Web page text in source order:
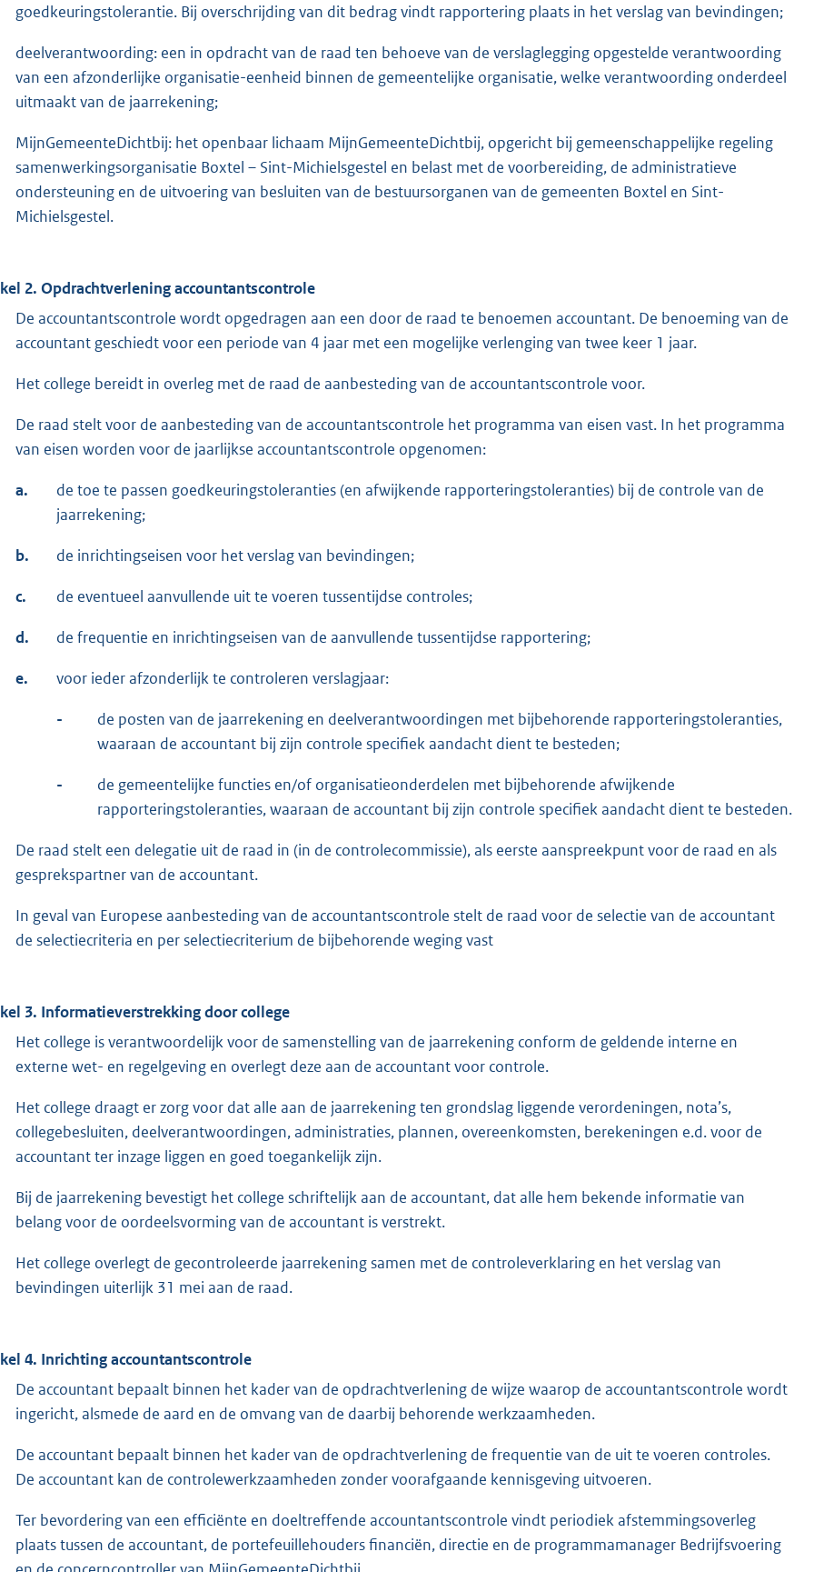
goedkeuringstolerantie. Bij overschrijding van dit bedrag vindt rapportering plaats in het verslag van bevindingen;
deelverantwoording: een in opdracht van de raad ten behoeve van de verslaglegging opgestelde verantwoording
van een afzonderlijke organisatie-eenheid binnen de gemeentelijke organisatie, welke verantwoording onderdeel
uitmaakt van de jaarrekening;
MijnGemeenteDichtbij: het openbaar lichaam MijnGemeenteDichtbij, opgericht bij gemeenschappelijke regeling
samenwerkingsorganisatie Boxtel – Sint-Michielsgestel en belast met de voorbereiding, de administratieve
ondersteuning en de uitvoering van besluiten van de bestuursorganen van de gemeenten Boxtel en Sint-
Michielsgestel.
2. Opdrachtverlening accountantscontrole
De accountantscontrole wordt opgedragen aan een door de raad te benoemen accountant. De benoeming van de
accountant geschiedt voor een periode van 4 jaar met een mogelijke verlenging van twee keer 1 jaar.
Het college bereidt in overleg met de raad de aanbesteding van de accountantscontrole voor.
De raad stelt voor de aanbesteding van de accountantscontrole het programma van eisen vast. In het programma
van eisen worden voor de jaarlijkse accountantscontrole opgenomen:
a.
de toe te passen goedkeuringstoleranties (en afwijkende rapporteringstoleranties) bij de controle van de
jaarrekening;
b. de inrichtingseisen voor het verslag van bevindingen;
c. de eventueel aanvullende uit te voeren tussentijdse controles;
d. de frequentie en inrichtingseisen van de aanvullende tussentijdse rapportering;
e. voor ieder afzonderlijk te controleren verslagjaar:
-
de posten van de jaarrekening en deelverantwoordingen met bijbehorende rapporteringstoleranties,
waaraan de accountant bij zijn controle specifiek aandacht dient te besteden;
-
de gemeentelijke functies en/of organisatieonderdelen met bijbehorende afwijkende
rapporteringstoleranties, waaraan de accountant bij zijn controle specifiek aandacht dient te besteden.
De raad stelt een delegatie uit de raad in (in de controlecommissie), als eerste aanspreekpunt voor de raad en als
gesprekspartner van de accountant.
In geval van Europese aanbesteding van de accountantscontrole stelt de raad voor de selectie van de accountant
de selectiecriteria en per selectiecriterium de bijbehorende weging vast
3. Informatieverstrekking door college
Het college is verantwoordelijk voor de samenstelling van de jaarrekening conform de geldende interne en
externe wet- en regelgeving en overlegt deze aan de accountant voor controle.
Het college draagt er zorg voor dat alle aan de jaarrekening ten grondslag liggende verordeningen, nota’s,
collegebesluiten, deelverantwoordingen, administraties, plannen, overeenkomsten, berekeningen e.d. voor de
accountant ter inzage liggen en goed toegankelijk zijn.
Bij de jaarrekening bevestigt het college schriftelijk aan de accountant, dat alle hem bekende informatie van
belang voor de oordeelsvorming van de accountant is verstrekt.
Het college overlegt de gecontroleerde jaarrekening samen met de controleverklaring en het verslag van
bevindingen uiterlijk 31 mei aan de raad.
4. Inrichting accountantscontrole
De accountant bepaalt binnen het kader van de opdrachtverlening de wijze waarop de accountantscontrole wordt
ingericht, alsmede de aard en de omvang van de daarbij behorende werkzaamheden.
De accountant bepaalt binnen het kader van de opdrachtverlening de frequentie van de uit te voeren controles.
De accountant kan de controlewerkzaamheden zonder voorafgaande kennisgeving uitvoeren.
Ter bevordering van een efficiënte en doeltreffende accountantscontrole vindt periodiek afstemmingsoverleg
plaats tussen de accountant, de portefeuillehouders financiën, directie en de programmamanager Bedrijfsvoering